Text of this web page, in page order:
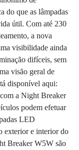
do que as lâmpadas
útil. Com até 230
a nova
visibilidade ainda
difíceis, sem
visão geral de
disponível aqui:
a Night Breaker
podem efetuar
LED
exterior e interior do
Breaker W5W são